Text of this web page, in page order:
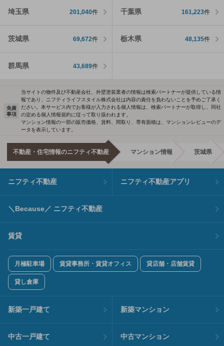
埼玉県 201,040件 千葉県 161,223件
茨城県 69,672件 栃木県 48,135件
群馬県 43,689件
免責
事項
当サイトの物件及び不動産会社、外壁塗装業者の情報は検索パートナーが提供している情
報であり、ニフティライフスタイル株式会社は内容の責任を負わないことを予めご了承く
ださい。本サービス内でお客様が入力される個人情報は、検索パートナーが取得し、同社
の定める個人情報規約に従って取り扱われます。
マンション情報の一部の販売価格、賃料、間取り、専有面積は、マンションレビューのデ
ータを表示しています。
不動産・住宅情報のニフティ不動産 マンション情報 茨城県
ニフティ不動産 ニフティ不動産アプリ
＼Because／ ニフティ不動産
賃貸
月極駐車場 賃貸事務所・賃貸オフィス 貸店舗・店舗賃貸
貸し倉庫
新築一戸建て 新築マンション
中古一戸建て 中古マンション